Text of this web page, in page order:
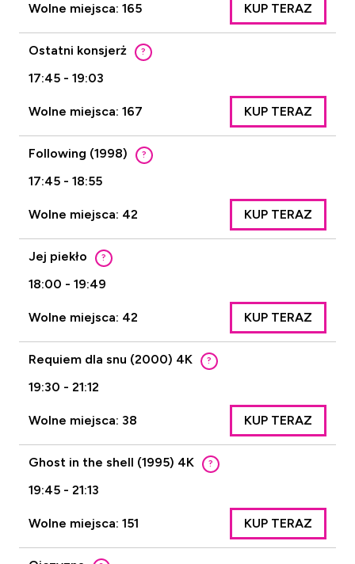
Wolne miejsca: 165 KUP TERAZ
Ostatni konsjerż ?
17:45 - 19:03
Wolne miejsca: 167 KUP TERAZ
Following (1998) ?
17:45 - 18:55
Wolne miejsca: 42 KUP TERAZ
Jej piekło ?
18:00 - 19:49
Wolne miejsca: 42 KUP TERAZ
Requiem dla snu (2000) 4K ?
19:30 - 21:12
Wolne miejsca: 38 KUP TERAZ
Ghost in the shell (1995) 4K ?
19:45 - 21:13
Wolne miejsca: 151 KUP TERAZ